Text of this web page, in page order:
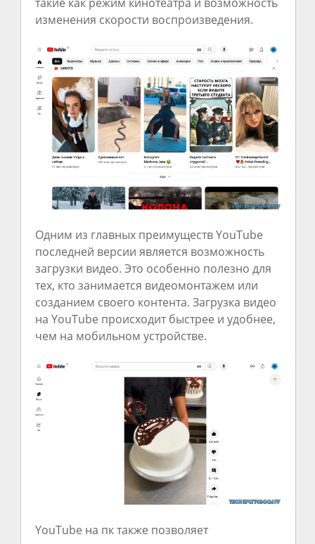
изменения скорости воспроизведения.
Одним из главных преимуществ YouTube
последней версии является возможность
загрузки видео. Это особенно полезно для
тех, кто занимается видеомонтажем или
созданием своего контента. Загрузка видео
на YouTube происходит быстрее и удобнее,
чем на мобильном устройстве.
YouTube на пк также позволяет